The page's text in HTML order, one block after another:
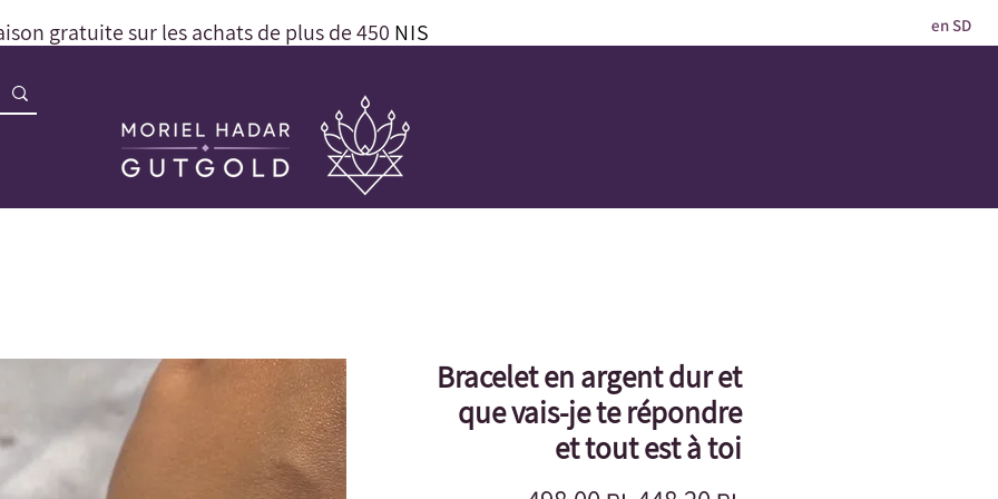
en SD
gratuite sur les achats de plus de 450 NIS
Bracelet en argent dur et
que vais-je te répondre
et tout est à toi